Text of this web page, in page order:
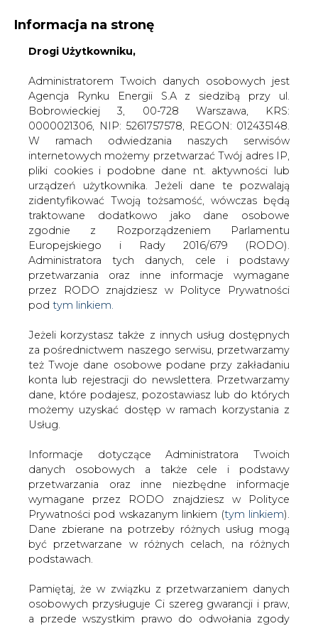
KONTAKT:
WYDAWCA PORTALU:
WYSOKI KONTRAST A A
ZALOGUJ SIĘ
WŁĄCZ CIRE.TV
Informacja na stronę
Drogi Użytkowniku,
Administratorem Twoich danych osobowych jest
Agencja Rynku Energii S.A z siedzibą przy ul.
Bobrowieckiej 3, 00-728 Warszawa, KRS:
0000021306, NIP: 5261757578, REGON: 012435148.
W ramach odwiedzania naszych serwisów
internetowych możemy przetwarzać Twój adres IP,
pliki cookies i podobne dane nt. aktywności lub
urządzeń użytkownika. Jeżeli dane te pozwalają
zidentyfikować Twoją tożsamość, wówczas będą
traktowane dodatkowo jako dane osobowe
zgodnie z Rozporządzeniem Parlamentu
Europejskiego i Rady 2016/679 (RODO).
Administratora tych danych, cele i podstawy
przetwarzania oraz inne informacje wymagane
przez RODO znajdziesz w Polityce Prywatności
pod tym linkiem.
Jeżeli korzystasz także z innych usług dostępnych
za pośrednictwem naszego serwisu, przetwarzamy
też Twoje dane osobowe podane przy zakładaniu
konta lub rejestracji do newslettera. Przetwarzamy
dane, które podajesz, pozostawiasz lub do których
możemy uzyskać dostęp w ramach korzystania z
Usług.
Informacje dotyczące Administratora Twoich
danych osobowych a także cele i podstawy
przetwarzania oraz inne niezbędne informacje
wymagane przez RODO znajdziesz w Polityce
Prywatności pod wskazanym linkiem (tym linkiem).
Dane zbierane na potrzeby różnych usług mogą
być przetwarzane w różnych celach, na różnych
podstawach.
Pamiętaj, że w związku z przetwarzaniem danych
osobowych przysługuje Ci szereg gwarancji i praw,
a przede wszystkim prawo do odwołania zgody
Strona główna RYNEK GAZU /
(CIRE) Prezes URE -
druga kadencja
2002-06-20 00:00
skomentuj
udostępnij:
(CIRE) Prezes URE - druga kadencja